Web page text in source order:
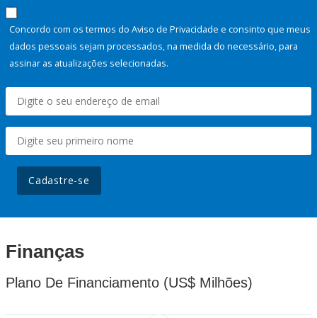
Concordo com os termos do Aviso de Privacidade e consinto que meus
dados pessoais sejam processados, na medida do necessário, para
assinar as atualizações selecionadas.
Cadastre-se
Finanças
Plano De Financiamento (US$ Milhões)